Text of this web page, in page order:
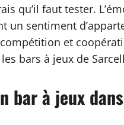
qu’il faut tester.
un sentiment
et
bars à jeux de
bar à jeux